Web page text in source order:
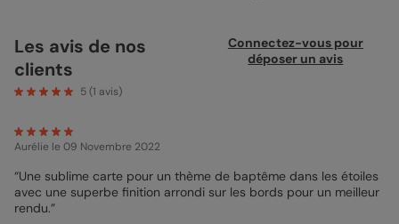
idéal pour créer un tout harmonieux ! Sur ce joli design,
découvrez un encart à photo circulaire dans lequel vous pouvez
ajouter une belle photo de votre enfant. Photo de sa naissance
ou photo de famille, choisissez la photo que vous préférez à
de votre magnet, pour l’accorder à la couleur des pois.
Personnalisez même la zone de texte placée en haut de votre
possibilité de rendre ce magnet de baptême 100% à votre
image ! Alors n’hésitez plus et laissez libre cours à votre
créativité. Pour toute question concernant la personnalisation
Les avis de nos
clients
5(1 avis)
Connectez-vous pour
déposer un avis
Aurélie le 09 Novembre 2022
“Une sublime carte pour un thème de baptême dans les étoiles
avec une superbe finition arrondi sur les bords pour un meilleur
rendu.”